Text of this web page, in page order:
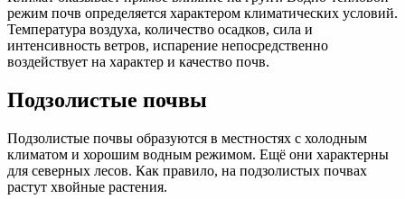
режим почв определяется характером климатических условий.
Температура воздуха, количество осадков, сила и
интенсивность ветров, испарение непосредственно
воздействует на характер и качество почв.
Подзолистые почвы
Подзолистые почвы образуются в местностях с холодным
климатом и хорошим водным режимом. Ещё они характерны
для северных лесов. Как правило, на подзолистых почвах
растут хвойные растения.